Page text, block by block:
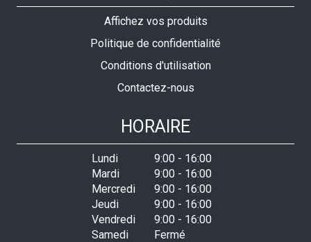
Affichez vos produits
Politique de confidentialité
Conditions d'utilisation
Contactez-nous
HORAIRE
Lundi 9:00- 16:00
Mardi
9:00- 16:00
Mercredi
9:00- 16:00
Jeudi
9:00- 16:00
Vendredi
9:00- 16:00
Samedi
Fermé